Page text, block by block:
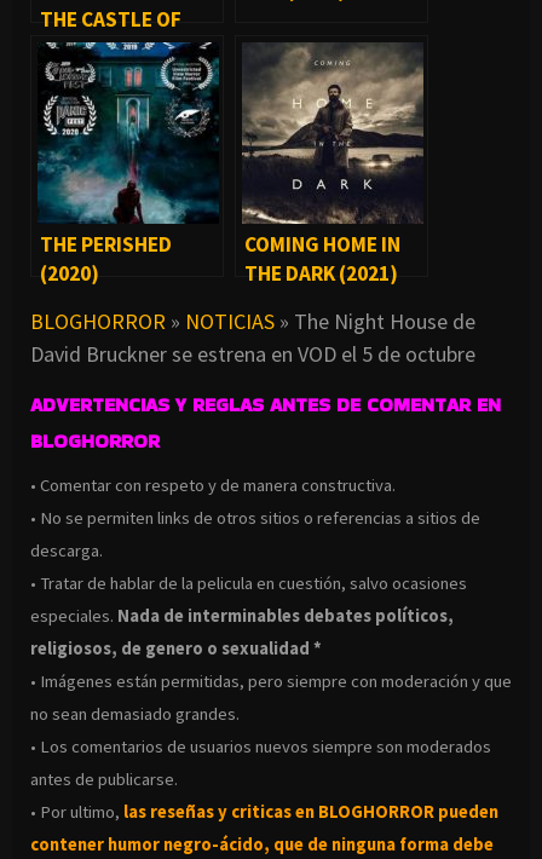
THE CASTLE OF
SCREAMS (2021)
THE PERISHED
(2020)
COMING HOME IN
THE DARK (2021)
BLOGHORROR » NOTICIAS » The Night House de
David Bruckner se estrena en VOD el 5 de octubre
ADVERTENCIAS Y REGLAS ANTES DE COMENTAR EN
BLOGHORROR
• Comentar con respeto y de manera constructiva.
• No se permiten links de otros sitios o referencias a sitios de
descarga.
• Tratar de hablar de la pelicula en cuestión, salvo ocasiones
especiales. Nada de interminables debates políticos,
religiosos, de genero o sexualidad *
• Imágenes están permitidas, pero siempre con moderación y que
no sean demasiado grandes.
• Los comentarios de usuarios nuevos siempre son moderados
antes de publicarse.
• Por ultimo, las reseñas y criticas en BLOGHORROR pueden
contener humor negro-ácido, que de ninguna forma debe